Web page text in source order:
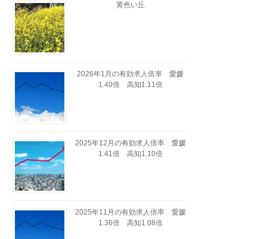
黄色い丘
2026年1月の有効求人倍率 愛媛
1.40倍 高知1.11倍
2025年12月の有効求人倍率 愛媛
1.41倍 高知1.10倍
2025年11月の有効求人倍率 愛媛
1.36倍 高知1.08倍